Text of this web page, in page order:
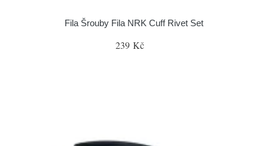
Fila Šrouby Fila NRK Cuff Rivet Set
239 Kč